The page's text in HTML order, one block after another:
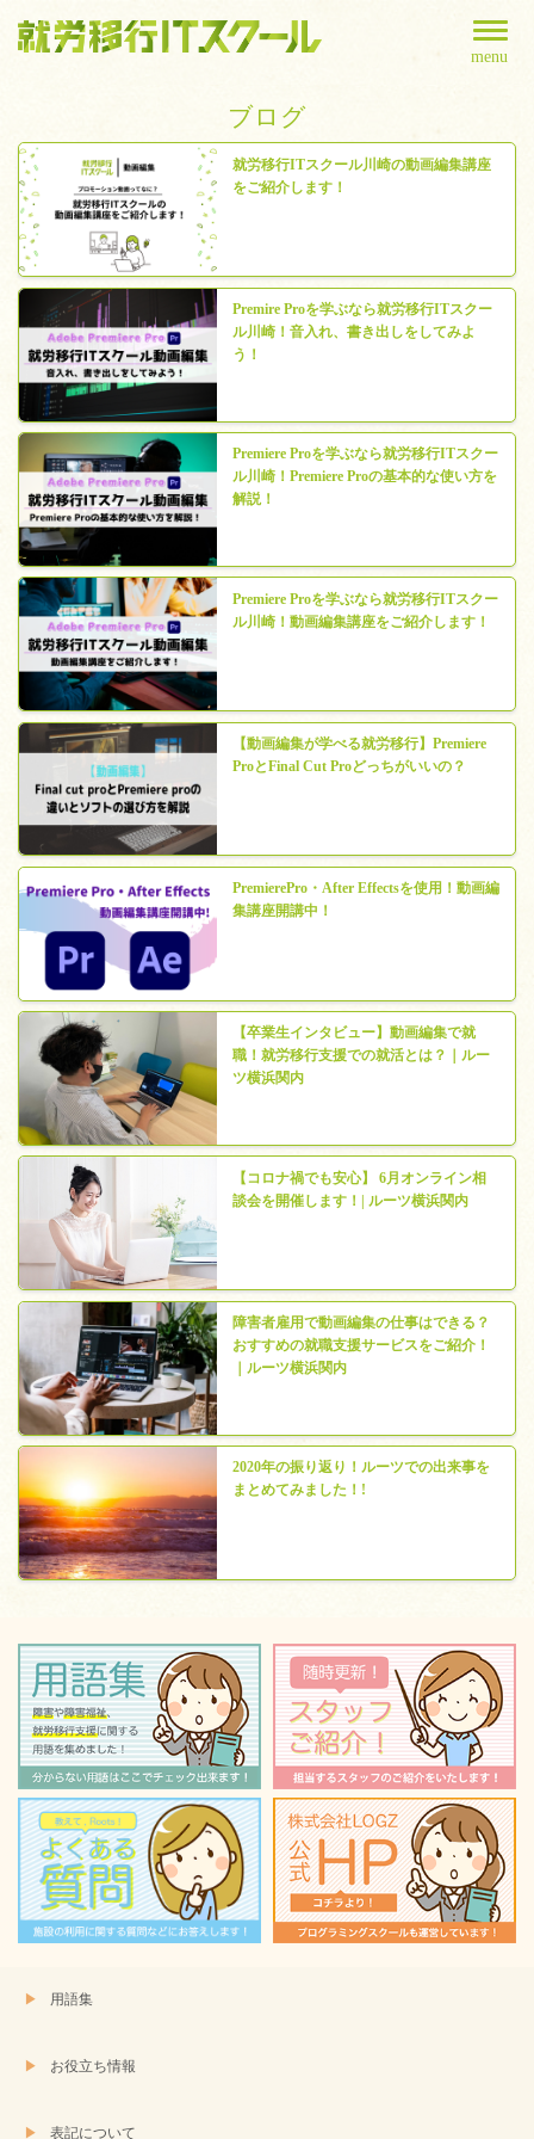
menu
ブログ
就労移行ITスクール川崎の動画編集講座
をご紹介します！
Premire Proを学ぶなら就労移行ITスクー
ル川崎！音入れ、書き出しをしてみよ
う！
Premiere Proを学ぶなら就労移行ITスクー
ル川崎！Premiere Proの基本的な使い方を
解説！
Premiere Proを学ぶなら就労移行ITスクー
ル川崎！動画編集講座をご紹介します！
【動画編集が学べる就労移行】Premiere
ProとFinal Cut Proどっちがいいの？
PremierePro・After Effectsを使用！動画編
集講座開講中！
【卒業生インタビュー】動画編集で就
職！就労移行支援での就活とは？｜ルー
ツ横浜関内
【コロナ禍でも安心】 6月オンライン相
談会を開催します！| ルーツ横浜関内
障害者雇用で動画編集の仕事はできる？
おすすめの就職支援サービスをご紹介！
｜ルーツ横浜関内
2020年の振り返り！ルーツでの出来事を
まとめてみました！!
用語集
お役立ち情報
表記について